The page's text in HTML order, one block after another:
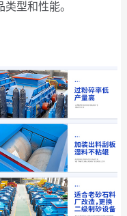
型和性能。